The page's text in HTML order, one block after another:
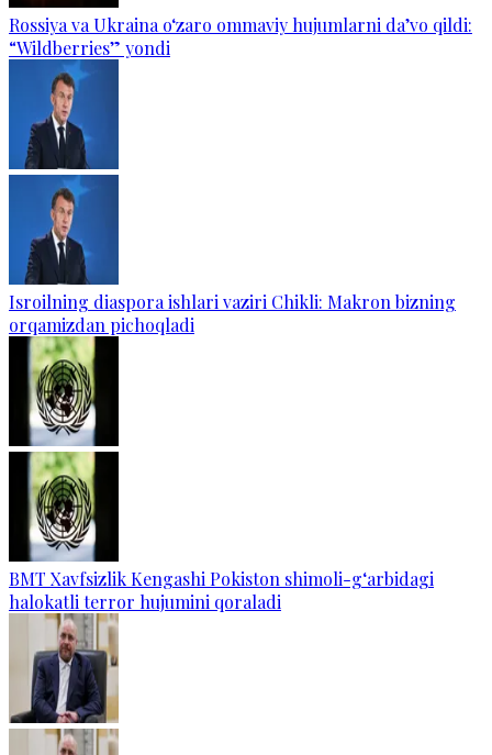
Rossiya va Ukraina o‘zaro ommaviy hujumlarni da’vo qildi:
“Wildberries” yondi
Isroilning diaspora ishlari vaziri Chikli: Makron bizning
orqamizdan pichoqladi
BMT Xavfsizlik Kengashi Pokiston shimoli-g‘arbidagi
halokatli terror hujumini qoraladi